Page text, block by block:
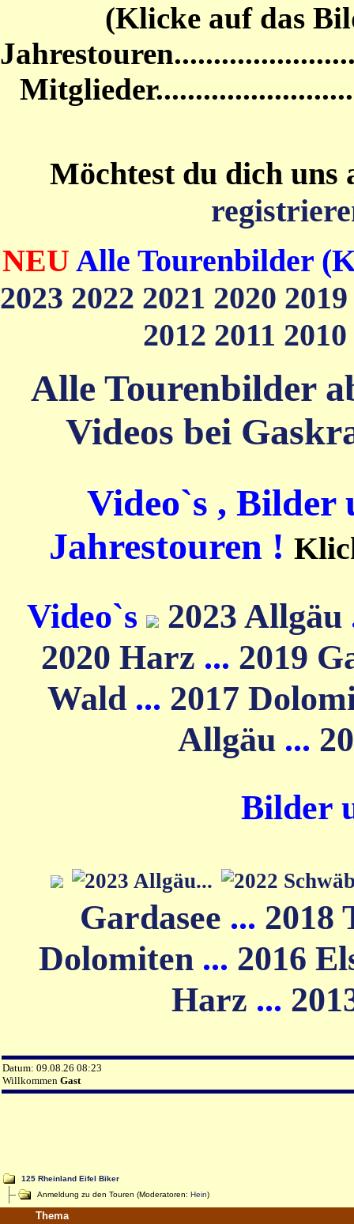
(Klicke auf das
Möchtest du dich uns
NEU Alle Tourenbilder
2023 2022 2021 2020
2012 2011 2010
Alle Tourenbilder
Videos bei
Video`s , Bilder
Jahrestouren !
Video`s 2023 Allgäu
2020 Harz ... 2019
Wald ... 2017
Allgäu ...
Bilder
Gardasee ... 2018
Dolomiten ... 2016
Harz ...
Datum: 09.08.26 08:23
Willkommen Gast
125 Rheinland Eifel Biker
Anmeldung zu den Touren (Moderatoren: Hein)
Thema